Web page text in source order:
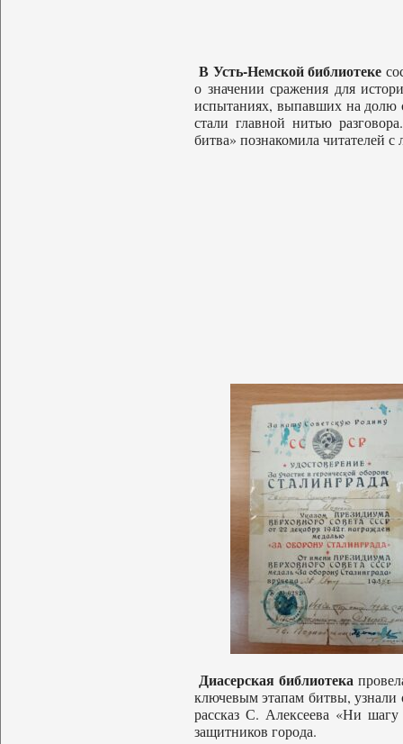
В Усть-Немской библиотеке
о значении сражения для
испытаниях, выпавших на долю
стали главной нитью
битва» познакомила читателей
Диасерская библиотека
ключевым этапам битвы, узнали
рассказ С. Алексеева «Ни шагу
защитников города.